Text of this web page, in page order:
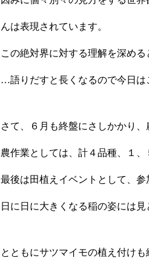
んは表現されています。
この絶対界に対する理解を深め
…語りだすと長くなるので今日は
さて、６月も終盤にさしかかり
農作業としては、計４品種、１
最後は田植えイベントとして、参
日に日に大きくなる稲の姿には見
とともにサツマイモの植え付け